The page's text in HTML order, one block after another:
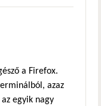
a Firefox.
azaz
egyik nagy